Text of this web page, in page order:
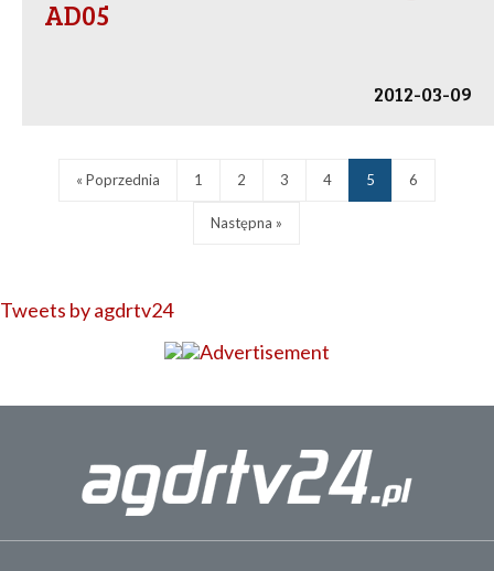
AD05
2012-03-09
« Poprzednia 1 2 3 4 5 6
Następna »
Tweets by agdrtv24